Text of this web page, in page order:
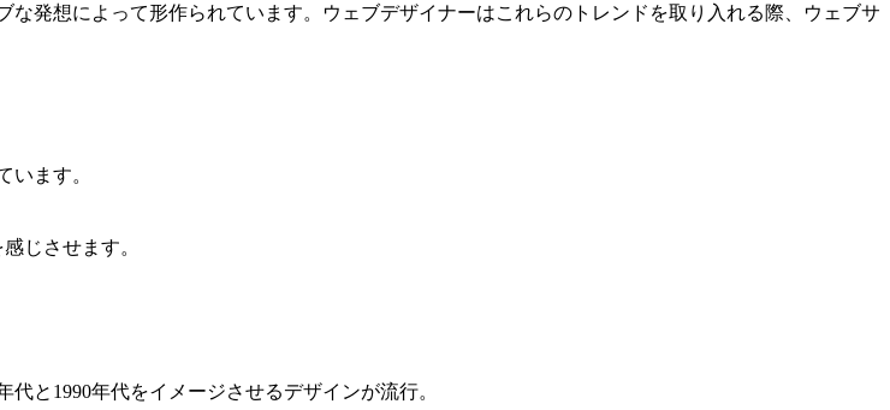
発想によって形作られています。ウェブデザイナーはこれらのトレンドを取り入れる際、ウェブサ
います​​。
じさせます​​。
と1990年代をイメージさせるデザインが流行​​。